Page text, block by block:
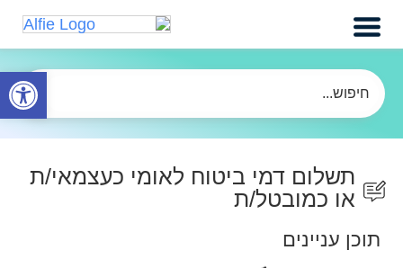
תשלום דמי ביטוח לאומי כעצמאי/ת
או כמובטל/ת
תוכן עניינים